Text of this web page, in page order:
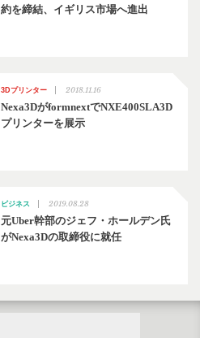
約を締結、イギリス市場へ進出
3Dプリンター 2018.11.16
Nexa3DがformnextでNXE400SLA3D
プリンターを展示
ビジネス 2019.08.28
元Uber幹部のジェフ・ホールデン氏
がNexa3Dの取締役に就任